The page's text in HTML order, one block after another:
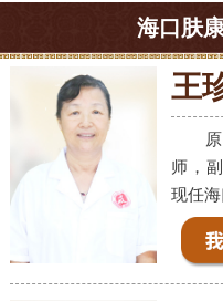
海口肤
王
师，
现任